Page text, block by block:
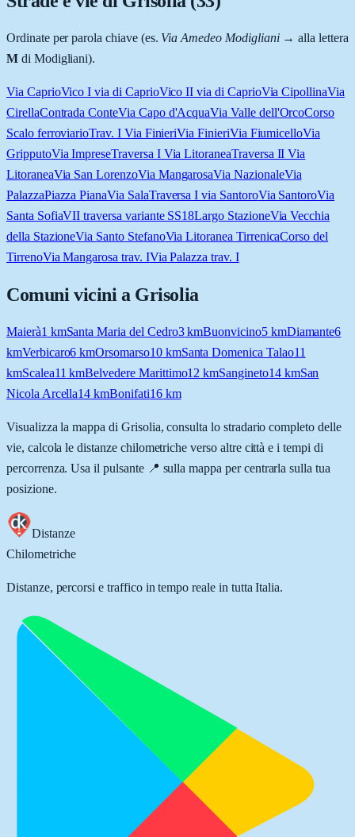
Ordinate per parola chiave (es. Via Amedeo Modigliani→ alla lettera
Mdi Modigliani).
Via CaprioVico I via di CaprioVico II via di CaprioVia CipollinaVia
CirellaContrada ConteVia Capo d'AcquaVia Valle dell'OrcoCorso
Scalo ferroviarioTrav. I Via FinieriVia FinieriVia FiumicelloVia
GripputoVia ImpreseTraversa I Via LitoraneaTraversa II Via
LitoraneaVia San LorenzoVia MangarosaVia NazionaleVia
PalazzaPiazza PianaVia SalaTraversa I via SantoroVia SantoroVia
Santa SofiaVII traversa variante SS18Largo StazioneVia Vecchia
della StazioneVia Santo StefanoVia Litoranea TirrenicaCorso del
TirrenoVia Mangarosa trav. IVia Palazza trav. I
Comuni vicini a Grisolia
Maierà1 kmSanta Maria del Cedro3kmBuonvicino5kmDiamante6
kmVerbicaro6 kmOrsomarso10kmSanta Domenica Talao11
kmScalea11 kmBelvedere Marittimo12 kmSangineto14kmSan
Nicola Arcella14 kmBonifati16km
Visualizza la mappa di Grisolia, consulta lo stradario completo delle
vie, calcola le distanze chilometriche verso altre città e i tempi di
percorrenza. Usa il pulsante 📍 sulla mappa per centrarla sulla tua
posizione.
Distanze
Chilometriche
Distanze, percorsi e traffico in tempo reale in tutta Italia.